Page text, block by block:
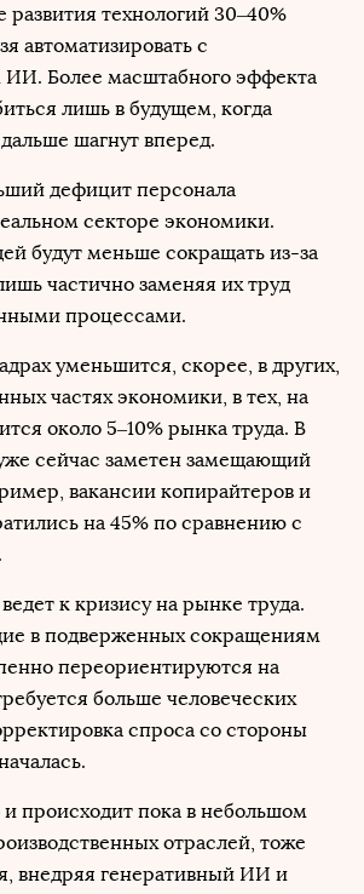
технологий 30–40%
автоматизировать с
ИИ. Более масштабного эффекта
лишь в будущем, когда
шагнут вперед.
дефицит персонала
секторе экономики.
будут меньше сокращать из-за
частично заменяя их труд
процессами.
уменьшится, скорее, в других,
частях экономики, в тех, на
около 5–10% рынка труда. В
сейчас заметен замещающий
вакансии копирайтеров и
на 45% по сравнению с
к кризису на рынке труда.
в подверженных сокращениям
переориентируются на
больше человеческих
спроса со стороны
и происходит пока в небольшом
отраслей, тоже
внедряя генеративный ИИ и